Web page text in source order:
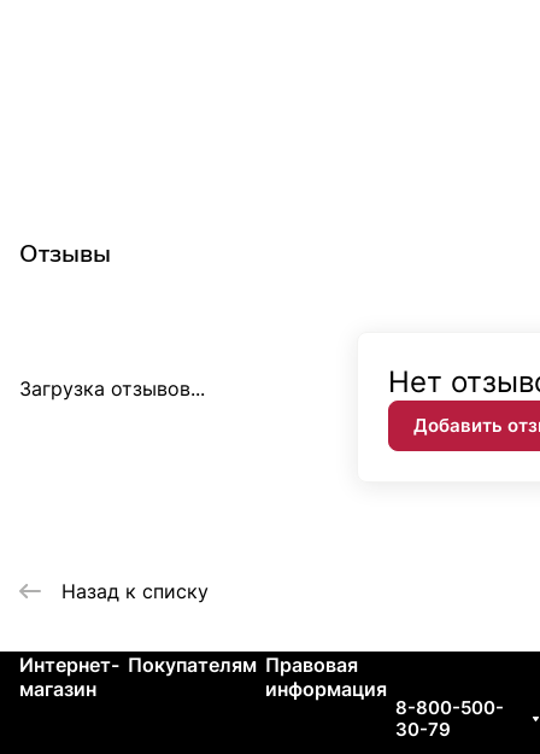
Отзывы
Загрузка отзывов... Нет
Добавить
Назад к списку
Интернет-
магазин
Покупателям Правовая
информация
8-800-500-
30-79